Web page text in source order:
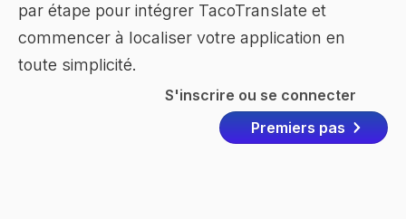
par étape pour intégrer TacoTranslate et
commencer à localiser votre application en
toute simplicité.
S'inscrire ou se connecter
Premiers pas